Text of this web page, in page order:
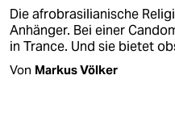
Die afrobrasilianische
Anhänger. Bei einer
in Trance. Und sie bietet
Von Markus Völker